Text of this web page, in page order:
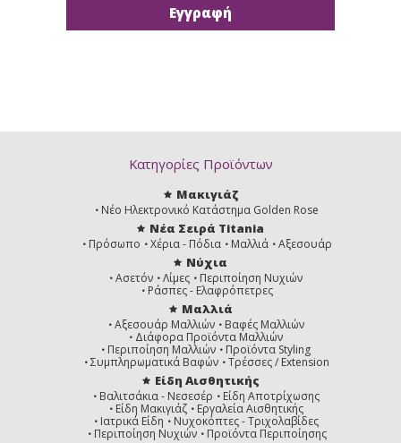
Κατηγορίες Προϊόντων
Μακιγιάζ
Νέο Ηλεκτρονικό Κατάστημα Golden Rose
Νέα Σειρά Titania
Πρόσωπο Χέρια - Πόδια Μαλλιά Αξεσουάρ
Νύχια
Ασετόν Λίμες
Περιποίηση Νυχιών
Ράσπες - Ελαφρόπετρες
Μαλλιά
Αξεσουάρ Μαλλιών
Βαφές Μαλλιών
Διάφορα Προϊόντα Μαλλιών
Περιποίηση Μαλλιών
Προϊόντα Styling
Συμπληρωματικά Βαφών
Τρέσσες / Extension
Είδη Αισθητικής
Βαλιτσάκια - Νεσεσέρ
Είδη Αποτρίχωσης
Είδη Μακιγιάζ
Εργαλεία Αισθητικής
Ιατρικά Είδη
Νυχοκόπτες - Τριχολαβίδες
Περιποίηση Νυχιών
Προϊόντα Περιποίησης